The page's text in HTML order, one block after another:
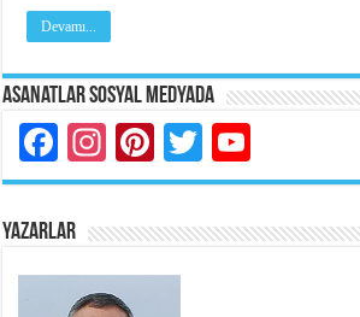
Devamı...
Asanatlar Sosyal Medyada
Facebook
Instagram
Pinterest
Twitter
YAZARLAR